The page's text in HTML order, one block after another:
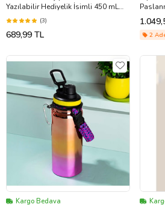
Yazılabilir Hediyelik İsimli 450 mL
Paslanmaz Çelik Termos Bardak
Mug Kahve Çay Kilitli Kapak
Thermos Matara
(3)
689,99 TL 2
Kargo Bedava